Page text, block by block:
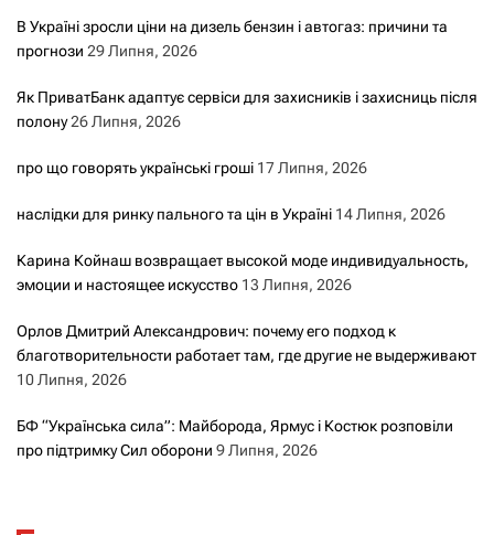
В Україні зросли ціни на дизель бензин і автогаз: причини та
прогнози 29 Липня, 2026
Як ПриватБанк адаптує сервіси для захисників і захисниць після
полону26 Липня, 2026
про що говорять українські гроші 17 Липня, 2026
наслідки для ринку пального та цін в Україні 14 Липня, 2026
Карина Койнаш возвращает высокой моде индивидуальность,
эмоции и настоящее искусство 13 Липня, 2026
Орлов Дмитрий Александрович: почему его подход к
благотворительности работает там, где другие не выдерживают
10 Липня, 2026
БФ “Українська сила”: Майборода, Ярмус і Костюк розповіли
про підтримку Сил оборони 9 Липня, 2026